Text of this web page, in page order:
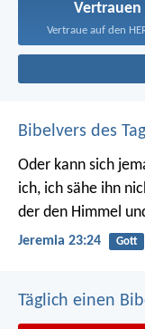
Vertrauen
Vertraue auf den
Bibelvers des
Oder kann sich
ich, ich sähe ihn
der den Himmel
Jeremia 23:24 Gott
Täglich einen